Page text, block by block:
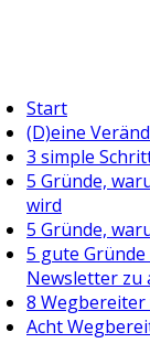
Start
(D)eine
3 simple
5 Gründe,
wird
5 Gründe,
5 gute
Newsletter zu
8
Acht